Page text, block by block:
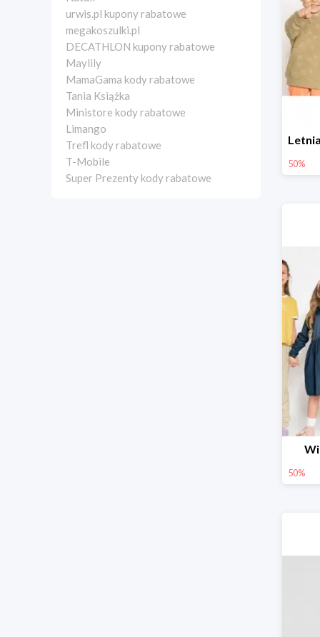
urwis.pl kupony rabatowe
megakoszulki.pl
DECATHLON kupony rabatowe
Maylily
MamaGama kody rabatowe
Tania Książka
Ministore kody rabatowe
Limango
Trefl kody rabatowe
T-Mobile
Super Prezenty kody rabatowe
50%
50%